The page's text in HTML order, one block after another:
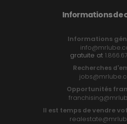
Informations de
Informations
gratuite at
Recherches
Opportunités
Il est temps de vendre